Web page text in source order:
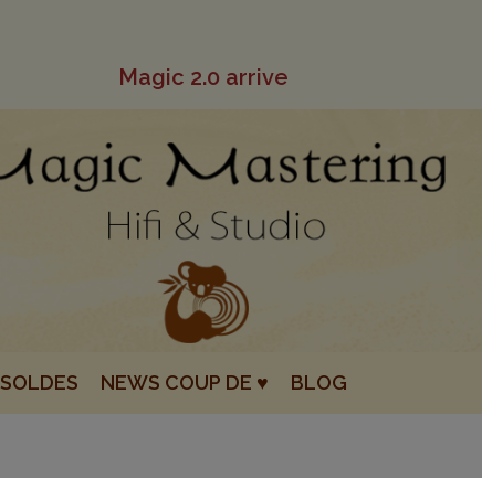
Magic 2.0 arrive
SOLDES NEWS COUP DE ♥ BLOG